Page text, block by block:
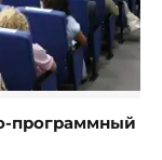
программный